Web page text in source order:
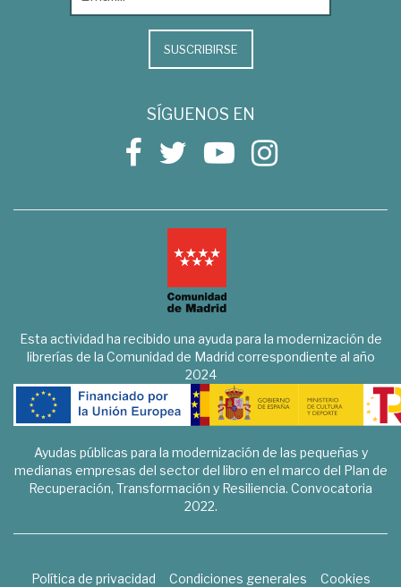
SUSCRIBIRSE
SÍGUENOS EN
Esta actividad ha recibido una ayuda para la modernización de
librerías de la Comunidad de Madrid correspondiente al año
2024
Ayudas públicas para la modernización de las pequeñas y
medianas empresas del sector del libro en el marco del Plan de
Recuperación, Transformación y Resiliencia. Convocatoria
2022.
Política de privacidad Condiciones generales
Cookies